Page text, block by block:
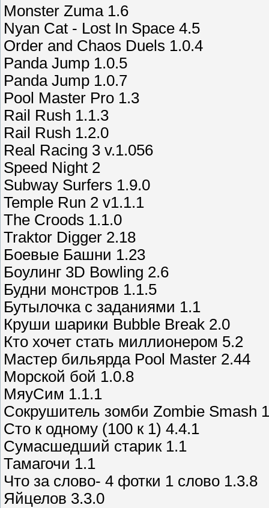
Monster Zuma 1.6
Nyan Cat - Lost In Space 4.5
Order and Chaos Duels 1.0.4
Panda Jump 1.0.5
Panda Jump 1.0.7
Pool Master Pro 1.3
Rail Rush 1.1.3
Rail Rush 1.2.0
Real Racing 3 v.1.056
Speed Night 2
Subway Surfers 1.9.0
Temple Run 2 v1.1.1
The Croods 1.1.0
Traktor Digger 2.18
Боевые Башни 1.23
Боулинг 3D Bowling 2.6
Будни монстров 1.1.5
Бутылочка с заданиями 1.1
Круши шарики Bubble Break 2.0
Кто хочет стать миллионером 5.2
Мастер бильярда Pool Master 2.44
Морской бой 1.0.8
МяуСим 1.1.1
Сокрушитель зомби Zombie Smash
Сто к одному (100 к 1) 4.4.1
Сумасшедший старик 1.1
Тамагочи 1.1
Что за слово- 4 фотки 1 слово 1.3.8
Яйцелов 3.3.0